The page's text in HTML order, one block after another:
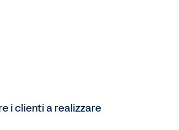
i clienti a realizzare